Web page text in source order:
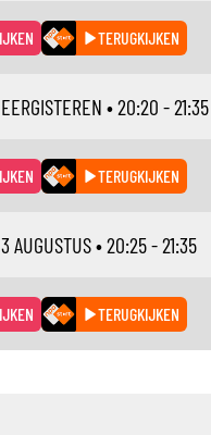
TERUGKIJKEN
EERGISTEREN • 20:20 - 21:35
TERUGKIJKEN
3 AUGUSTUS• 20:25 - 21:35
TERUGKIJKEN